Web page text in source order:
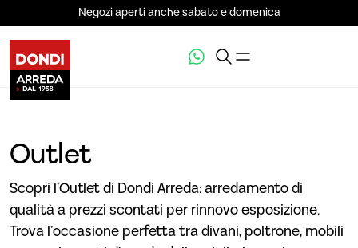
Negozi aperti anche sabato e domenica
Outlet
Scopri l’Outlet di Dondi Arreda: arredamento di
qualità a prezzi scontati per rinnovo esposizione.
Trova l’occasione perfetta tra divani, poltrone, mobili